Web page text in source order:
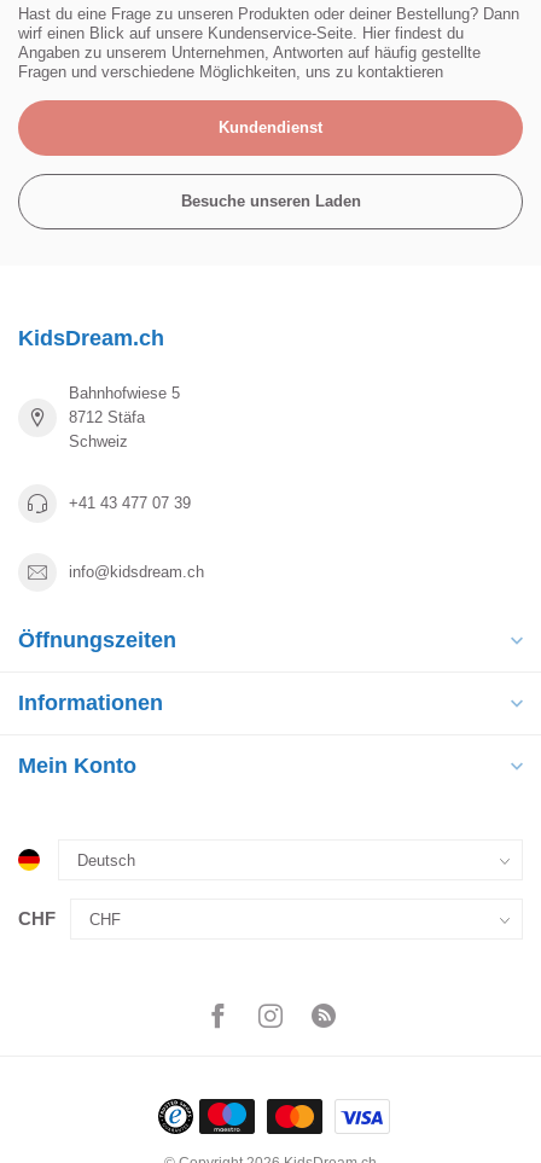
Hast du eine Frage zu unseren Produkten oder deiner Bestellung? Dann
wirf einen Blick auf unsere Kundenservice-Seite. Hier findest du
Angaben zu unserem Unternehmen, Antworten auf häufig gestellte
Fragen und verschiedene Möglichkeiten, uns zu kontaktieren
Kundendienst
Besuche unseren Laden
KidsDream.ch
Bahnhofwiese 5
8712 Stäfa
Schweiz
+41 43 477 07 39
info@kidsdream.ch
Öffnungszeiten
Informationen
Mein Konto
CHF